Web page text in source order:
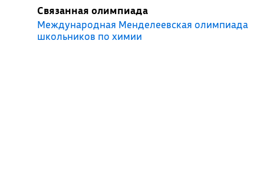
Связанная олимпиада
Международная Менделеевская олимпиада
школьников по химии